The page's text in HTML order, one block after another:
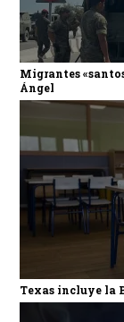
Migrantes
Ángel
Texas incluye la